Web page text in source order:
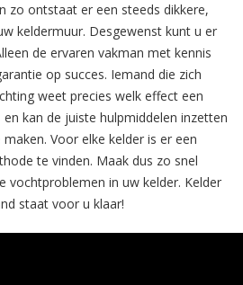
zo ontstaat er een steeds dikkere,
keldermuur. Desgewenst kunt u er
de ervaren vakman met kennis
op succes. Iemand die zich
weet precies welk effect een
kan de juiste hulpmiddelen inzetten
Voor elke kelder is er een
te vinden. Maak dus zo snel
vochtproblemen in uw kelder. Kelder
staat voor u klaar!